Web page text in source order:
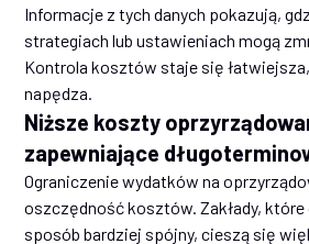
Informacje z tych danych pokazują,
strategiach lub ustawieniach mogą
Kontrola kosztów staje się
napędza.
Niższe koszty
zapewniające
Ograniczenie wydatków na
oszczędność kosztów. Zakłady, które
sposób bardziej spójny, cieszą się